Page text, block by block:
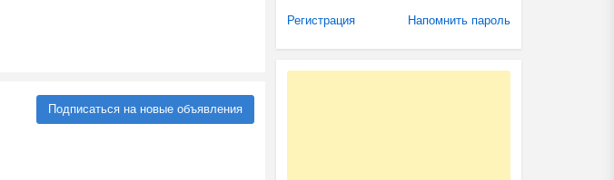
Подписаться на новые объявления
Регистрация Напомнить пароль